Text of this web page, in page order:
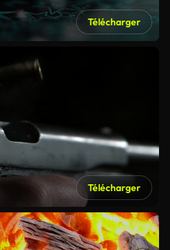
Télécharger
Télécharger